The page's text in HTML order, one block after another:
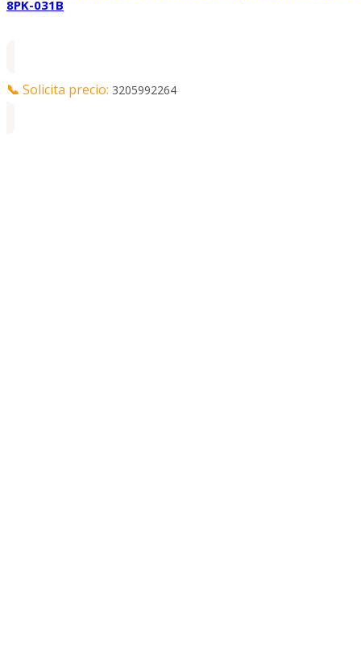
8PK-031B
📞 Solicita precio: 3205992264